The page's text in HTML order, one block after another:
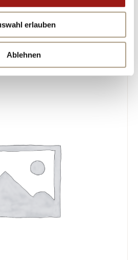
erlauben
Ablehnen
13092865!
PRODUKTE